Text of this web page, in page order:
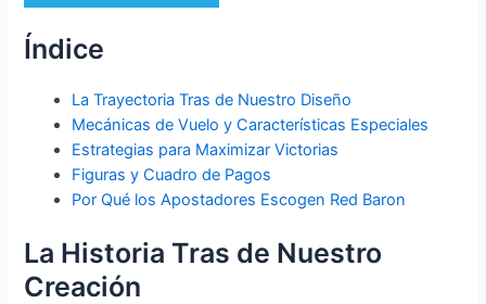
Índice
La Trayectoria Tras de Nuestro Diseño
Mecánicas de Vuelo y Características Especiales
Estrategias para Maximizar Victorias
Figuras y Cuadro de Pagos
Por Qué los Apostadores Escogen Red Baron
La Historia Tras de Nuestro
Creación